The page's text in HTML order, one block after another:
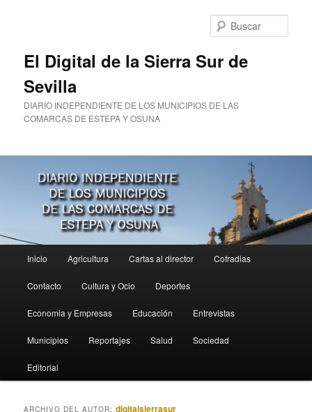
El Digital de la Sierra Sur de
Sevilla
DIARIO INDEPENDIENTE DE LOS MUNICIPIOS DE LAS
COMARCAS DE ESTEPA Y OSUNA
principal
Inicio Agricultura Cartas al director Cofradias
Contacto Cultura y Ocio Deportes
Economia y Empresas Educación Entrevistas
Municipios Reportajes Salud Sociedad
Editorial
ARCHIVO DEL AUTOR:digitalsierrasur